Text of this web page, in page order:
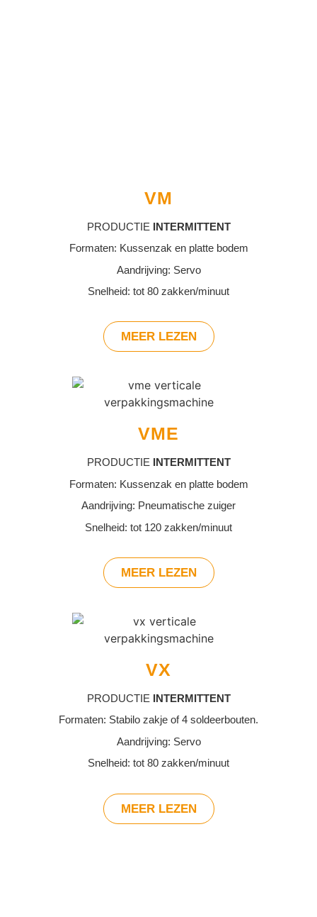
VM
PRODUCTIE INTERMITTENT
Formaten: Kussenzak en platte bodem
Aandrijving: Servo
Snelheid: tot 80 zakken/minuut
MEER LEZEN
VME
PRODUCTIE INTERMITTENT
Formaten: Kussenzak en platte bodem
Aandrijving: Pneumatische zuiger
Snelheid: tot 120 zakken/minuut
MEER LEZEN
VX
PRODUCTIE INTERMITTENT
Formaten: Stabilo zakje of 4 soldeerbouten.
Aandrijving: Servo
Snelheid: tot 80 zakken/minuut
MEER LEZEN